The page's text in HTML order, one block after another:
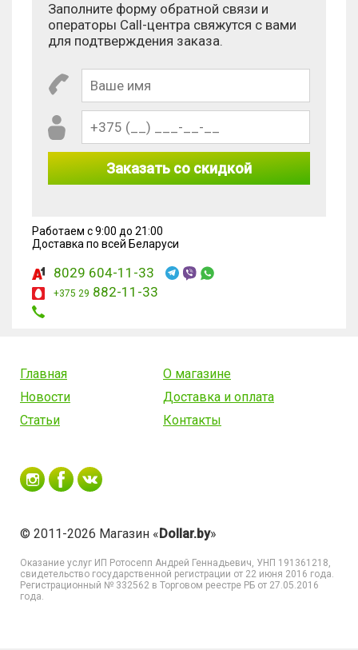
Заполните форму обратной связи и
операторы Call-центра свяжутся с вами
для подтверждения заказа.
Заказать со скидкой
Работаем с 9:00 до 21:00
Доставка по всей Беларуси
8029 604-11-33
+375 29 882-11-33
Главная
О магазине
Новости
Доставка и оплата
Статьи
Контакты
© 2011-2026 Магазин « Dollar.by»
Оказание услуг ИП Ротосепп Андрей Геннадьевич, УНП 191361218,
свидетельство государственной регистрации от 22 июня 2016 года.
Регистрационный № 332562 в Торговом реестре РБ от 27.05.2016
года.